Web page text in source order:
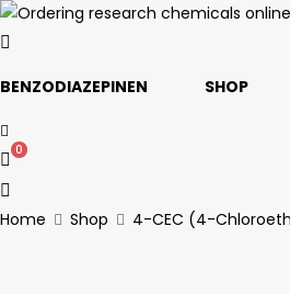
BENZODIAZEPINEN SHOP
0
Home Shop 4-CEC (4-